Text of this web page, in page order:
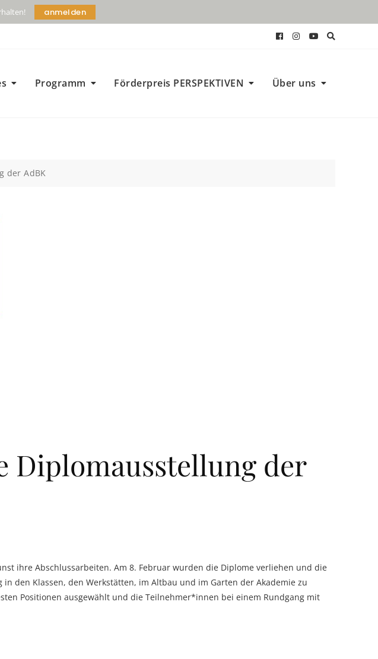
anmelden
Programm Förderpreis PERSPEKTIVEN Über uns
der AdBK
Diplomausstellung der
ihre Abschlussarbeiten. Am 8. Februar wurden die Diplome verliehen und die
den Klassen, den Werkstätten, im Altbau und im Garten der Akademie zu
Positionen ausgewählt und die Teilnehmer*innen bei einem Rundgang mit